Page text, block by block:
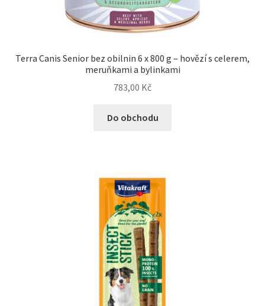
Terra Canis Senior bez obilnin 6 x 800 g – hovězí s celerem,
meruňkami a bylinkami
783,00 Kč
Do obchodu